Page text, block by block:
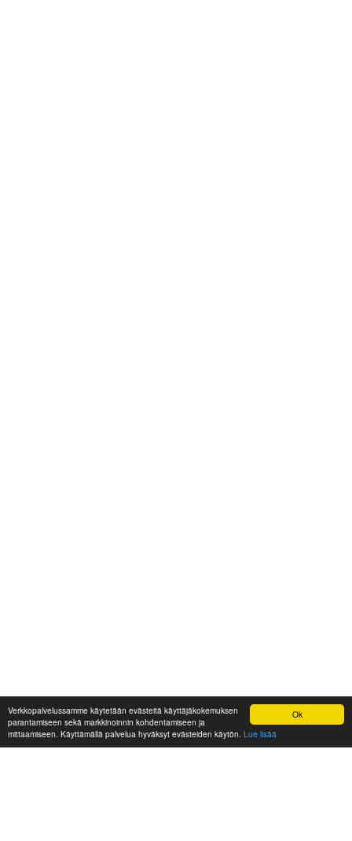
Ok
Verkkopalvelussamme käytetään evästeitä käyttäjäkokemuksen
parantamiseen sekä markkinoinnin kohdentamiseen ja
mittaamiseen. Käyttämällä palvelua hyväksyt evästeiden käytön. Lue lisää